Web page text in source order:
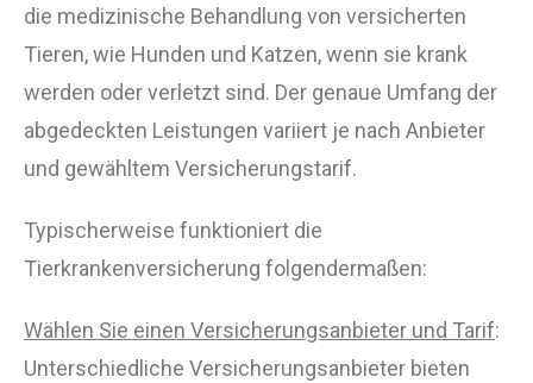
die medizinische Behandlung von versicherten
Tieren, wie Hunden und Katzen, wenn sie krank
werden oder verletzt sind. Der genaue Umfang der
abgedeckten Leistungen variiert je nach Anbieter
und gewähltem Versicherungstarif.
Typischerweise funktioniert die
Tierkrankenversicherung folgendermaßen:
Wählen Sie einen Versicherungsanbieter und Tarif:
Unterschiedliche Versicherungsanbieter bieten